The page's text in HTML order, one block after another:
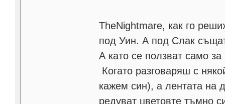
TheNightmare, как го
под Уин. А под Слак
А като се ползват само за
Когато разговаряш с
кажем син), а лентата на
редуват цветовте тъмно